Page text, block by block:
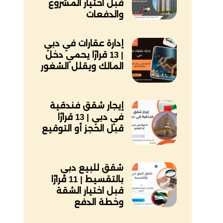
قبل اختيار المشروع
والدفعات
إدارة عقارات في دبي
| 13 قرارًا يحمي دخل
المالك ويقلل الشغور
إيجار شقق فندقية
في دبي | 13 قرارًا
قبل الحجز أو التوقيع
شقق للبيع دبي
بالتقسيط | 11 قرارًا
قبل اختيار الشقة
وخطة الدفع